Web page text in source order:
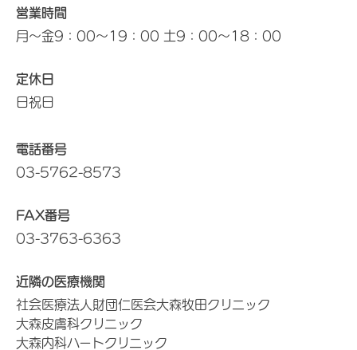
営業時間
月～金9：00～19：00 土9：00～18：00
定休日
日祝日
電話番号
03-5762-8573
FAX番号
03-3763-6363
近隣の医療機関
社会医療法人財団仁医会大森牧田クリニック
大森皮膚科クリニック
大森内科ハートクリニック